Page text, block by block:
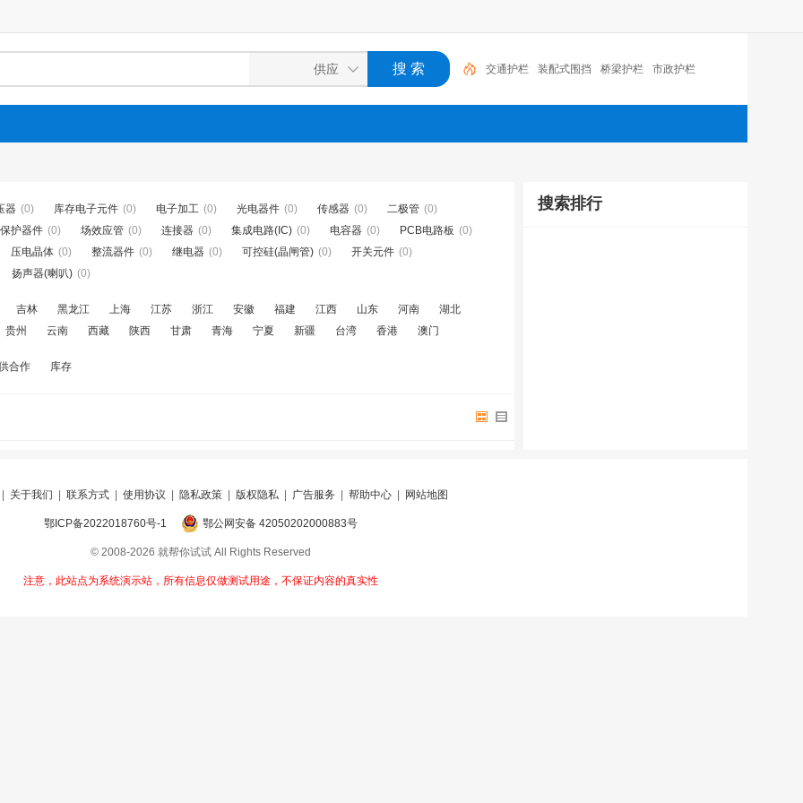
交通护栏 装配式围挡 桥梁护栏 市政护栏
器 (0) 库存电子元件 (0) 电子加工 (0) 光电器件 (0) 传感器 (0) 二极管 (0)
保护器件 (0) 场效应管 (0) 连接器 (0) 集成电路(IC) (0) 电容器 (0) PCB电路板 (0)
压电晶体 (0) 整流器件 (0) 继电器 (0) 可控硅(晶闸管) (0) 开关元件 (0)
扬声器(喇叭) (0)
吉林 黑龙江 上海 江苏 浙江 安徽 福建 江西 山东 河南
湖北
贵州
云南 西藏 陕西 甘肃 青海 宁夏 新疆 台湾 香港 澳门
合作 库存
搜索排行
关于我们 联系方式 使用协议 隐私政策 版权隐私 广告服务 帮助中心 网站地图
鄂ICP备2022018760号-1 鄂公网安备 42050202000883号
© 2008-2026 就帮你试试 All Rights Reserved
注意，此站点为系统演示站，所有信息仅做测试用途，不保证内容的真实性